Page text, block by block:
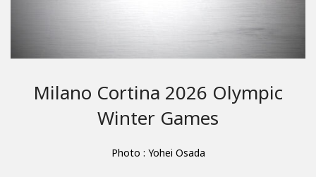
Milano Cortina 2026 Olympic
Winter Games
Photo : Yohei Osada